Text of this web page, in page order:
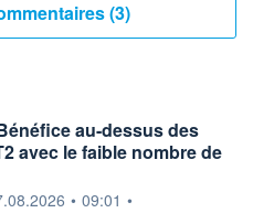
Voir plus de commentaires (3)
au-dessus des
avec le faible nombre de
par • 09:01 •